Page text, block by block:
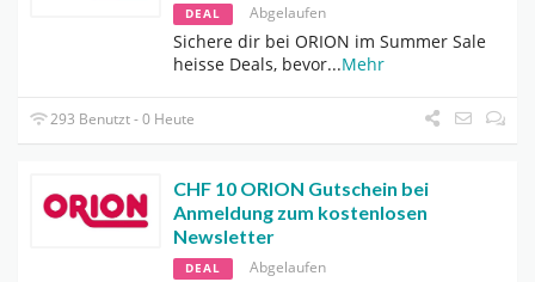
DEAL Abgelaufen
Sichere dir bei ORION im Summer Sale
heisse Deals, bevor...Mehr
293 Benutzt - 0 Heute
CHF 10 ORION Gutschein bei
Anmeldung zum kostenlosen
Newsletter
DEAL Abgelaufen